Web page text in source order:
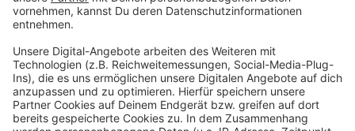
Nutzung des Service zu, um dieses
Mehr Informationen
Akzeptieren
Max Giesinger - Taxi
Anzeige